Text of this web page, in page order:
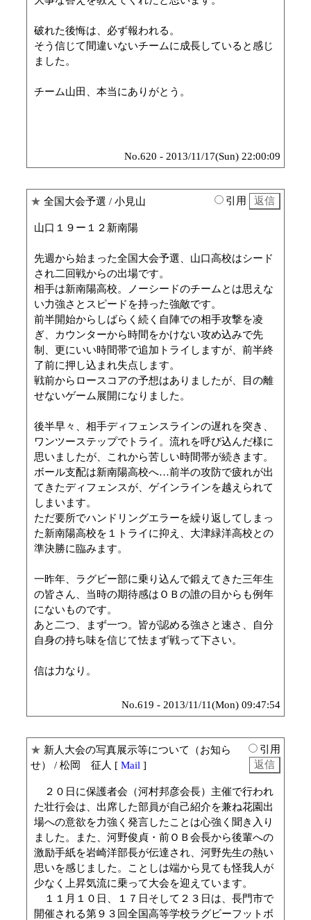
破れた後悔は、必ず報われる。
そう信じて間違いないチームに成長していると感じ
ました。
チーム山田、本当にありがとう。
No.620 - 2013/11/17(Sun) 22:00:09
★ 全国大会予選 / 小見山 引用
山口１９ー１２新南陽
先週から始まった全国大会予選、山口高校はシード
され二回戦からの出場です。
相手は新南陽高校。ノーシードのチームとは思えな
い力強さとスピードを持った強敵です。
前半開始からしばらく続く自陣での相手攻撃を凌
ぎ、カウンターから時間をかけない攻め込みで先
制、更にいい時間帯で追加トライしますが、前半終
了前に押し込まれ失点します。
戦前からロースコアの予想はありましたが、目の離
せないゲーム展開になりました。
後半早々、相手ディフェンスラインの遅れを突き、
ワンツーステップでトライ。流れを呼び込んだ様に
思いましたが、これから苦しい時間帯が続きます。
ボール支配は新南陽高校へ…前半の攻防で疲れが出
てきたディフェンスが、ゲインラインを越えられて
しまいます。
ただ要所でハンドリングエラーを繰り返してしまっ
た新南陽高校を１トライに抑え、大津緑洋高校との
準決勝に臨みます。
一昨年、ラグビー部に乗り込んで鍛えてきた三年生
の皆さん、当時の期待感はＯＢの誰の目からも例年
にないものです。
あと二つ、まず一つ。皆が認める強さと速さ、自分
自身の持ち味を信じて怯まず戦って下さい。
信は力なり。
No.619 - 2013/11/11(Mon) 09:47:54
★ 新人大会の写真展示等について（お知ら
せ）
/ 松岡 征人 [ Mail ]
引用
２０日に保護者会（河村邦彦会長）主催で行われ
た壮行会は、出席した部員が自己紹介を兼ね花園出
場への意欲を力強く発言したことは心強く聞き入り
ました。また、河野俊貞・前ＯＢ会長から後輩への
激励手紙を岩崎洋部長が伝達され、河野先生の熱い
思いを感じました。ことしは端から見ても怪我人が
少なく上昇気流に乗って大会を迎えています。
１１月１０日、１７日そして２３日は、長門市で
開催される第９３回全国高等学校ラグビーフットボ